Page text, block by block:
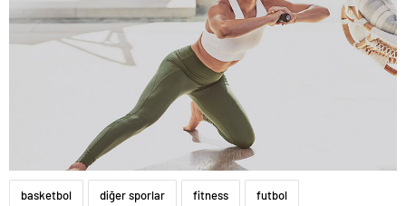
basketbol diğer sporlar fitness futbol